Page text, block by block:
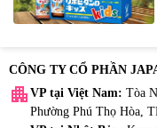
CÔNG TY CỔ PHẦN
apartment VP tại Việt Nam: Tòa
Phường Phú Thọ Hòa,